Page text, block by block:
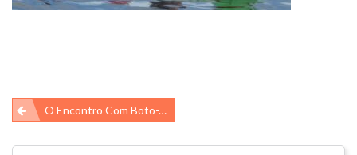
Navegação
de
O Encontro Com Boto-Vermelho